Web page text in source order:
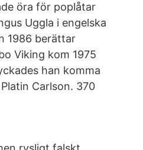
öra för poplåtar
Uggla i engelska
1986 berättar
Viking kom 1975
han komma
Carlson. 370